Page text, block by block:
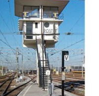
WARENKORB HINZUFÜGEN